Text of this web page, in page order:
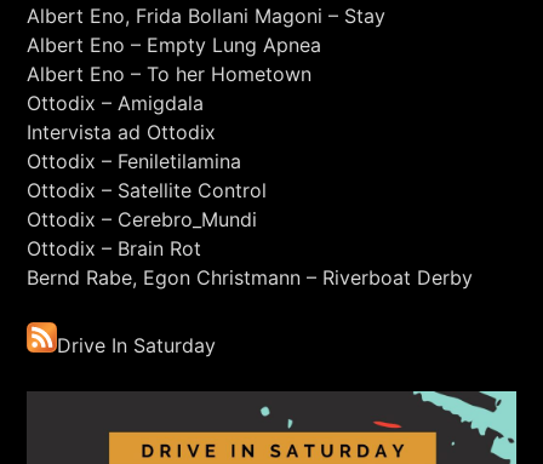
+393401974468
Albert Eno, Frida Bollani Magoni – Stay
Albert Eno – Empty Lung Apnea
Albert Eno – To her Hometown
Ottodix – Amigdala
Intervista ad Ottodix
Ottodix – Feniletilamina
Ottodix – Satellite Control
Ottodix – Cerebro_Mundi
Ottodix – Brain Rot
Bernd Rabe, Egon Christmann – Riverboat Derby
Drive In Saturday